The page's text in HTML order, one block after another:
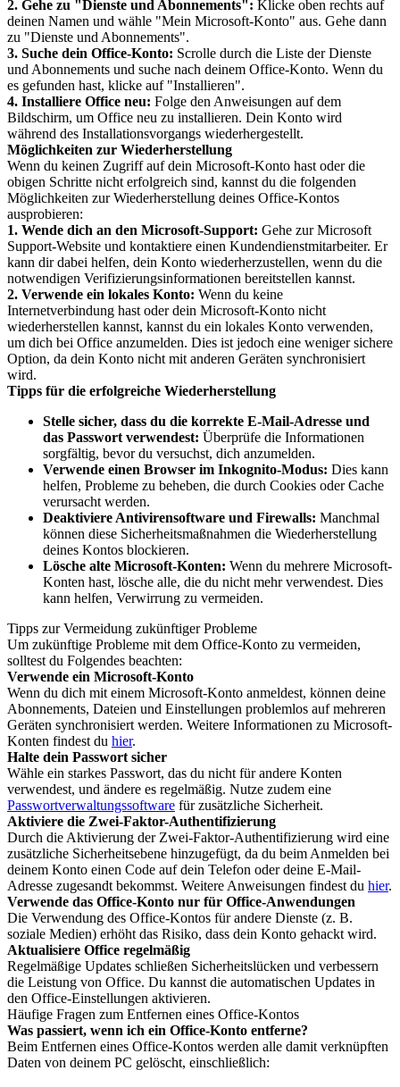
2. Gehe zu "Dienste und Abonnements": Klicke oben rechts auf
deinen Namen und wähle "Mein Microsoft-Konto" aus. Gehe dann
zu "Dienste und Abonnements".
3. Suche dein Office-Konto: Scrolle durch die Liste der Dienste
und Abonnements und suche nach deinem Office-Konto. Wenn du
es gefunden hast, klicke auf "Installieren".
4. Installiere Office neu: Folge den Anweisungen auf dem
Bildschirm, um Office neu zu installieren. Dein Konto wird
während des Installationsvorgangs wiederhergestellt.
Möglichkeiten zur Wiederherstellung
Wenn du keinen Zugriff auf dein Microsoft-Konto hast oder die
obigen Schritte nicht erfolgreich sind, kannst du die folgenden
Möglichkeiten zur Wiederherstellung deines Office-Kontos
ausprobieren:
1. Wende dich an den Microsoft-Support: Gehe zur Microsoft
Support-Website und kontaktiere einen Kundendienstmitarbeiter. Er
kann dir dabei helfen, dein Konto wiederherzustellen, wenn du die
notwendigen Verifizierungsinformationen bereitstellen kannst.
2. Verwende ein lokales Konto: Wenn du keine
Internetverbindung hast oder dein Microsoft-Konto nicht
wiederherstellen kannst, kannst du ein lokales Konto verwenden,
um dich bei Office anzumelden. Dies ist jedoch eine weniger sichere
Option, da dein Konto nicht mit anderen Geräten synchronisiert
wird.
Tipps für die erfolgreiche Wiederherstellung
Stelle sicher, dass du die korrekte E-Mail-Adresse und
das Passwort verwendest: Überprüfe die Informationen
sorgfältig, bevor du versuchst, dich anzumelden.
Verwende einen Browser im Inkognito-Modus: Dies kann
helfen, Probleme zu beheben, die durch Cookies oder Cache
verursacht werden.
Deaktiviere Antivirensoftware und Firewalls: Manchmal
können diese Sicherheitsmaßnahmen die Wiederherstellung
deines Kontos blockieren.
Lösche alte Microsoft-Konten: Wenn du mehrere Microsoft-
Konten hast, lösche alle, die du nicht mehr verwendest. Dies
kann helfen, Verwirrung zu vermeiden.
Tipps zur Vermeidung zukünftiger Probleme
Um zukünftige Probleme mit dem Office-Konto zu vermeiden,
solltest du Folgendes beachten:
Verwende ein Microsoft-Konto
Wenn du dich mit einem Microsoft-Konto anmeldest, können deine
Abonnements, Dateien und Einstellungen problemlos auf mehreren
Geräten synchronisiert werden. Weitere Informationen zu Microsoft-
Konten findest du hier.
Halte dein Passwort sicher
Wähle ein starkes Passwort, das du nicht für andere Konten
verwendest, und ändere es regelmäßig. Nutze zudem eine
Passwortverwaltungssoftware für zusätzliche Sicherheit.
Aktiviere die Zwei-Faktor-Authentifizierung
Durch die Aktivierung der Zwei-Faktor-Authentifizierung wird eine
zusätzliche Sicherheitsebene hinzugefügt, da du beim Anmelden bei
deinem Konto einen Code auf dein Telefon oder deine E-Mail-
Adresse zugesandt bekommst. Weitere Anweisungen findest du hier.
Verwende das Office-Konto nur für Office-Anwendungen
Die Verwendung des Office-Kontos für andere Dienste (z. B.
soziale Medien) erhöht das Risiko, dass dein Konto gehackt wird.
Aktualisiere Office regelmäßig
Regelmäßige Updates schließen Sicherheitslücken und verbessern
die Leistung von Office. Du kannst die automatischen Updates in
den Office-Einstellungen aktivieren.
Häufige Fragen zum Entfernen eines Office-Kontos
Was passiert, wenn ich ein Office-Konto entferne?
Beim Entfernen eines Office-Kontos werden alle damit verknüpften
Daten von deinem PC gelöscht, einschließlich: